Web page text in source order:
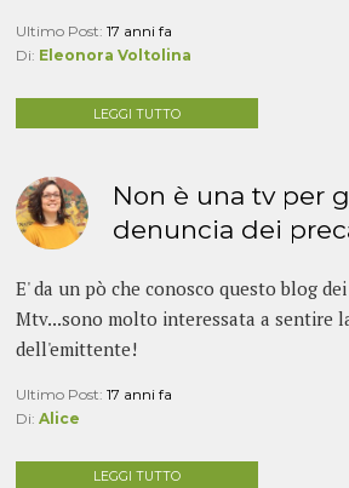
Ultimo Post:17 anni fa
Di: Eleonora Voltolina
LEGGI TUTTO
Non è una tv per
denuncia dei
E' da un pò che conosco questo blog
Mtv...sono molto interessata a sentire
dell'emittente!
Ultimo Post:17 anni fa
Di:Alice
LEGGI TUTTO